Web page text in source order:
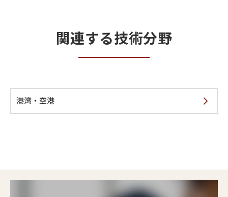
関連する技術分野
港湾・空港